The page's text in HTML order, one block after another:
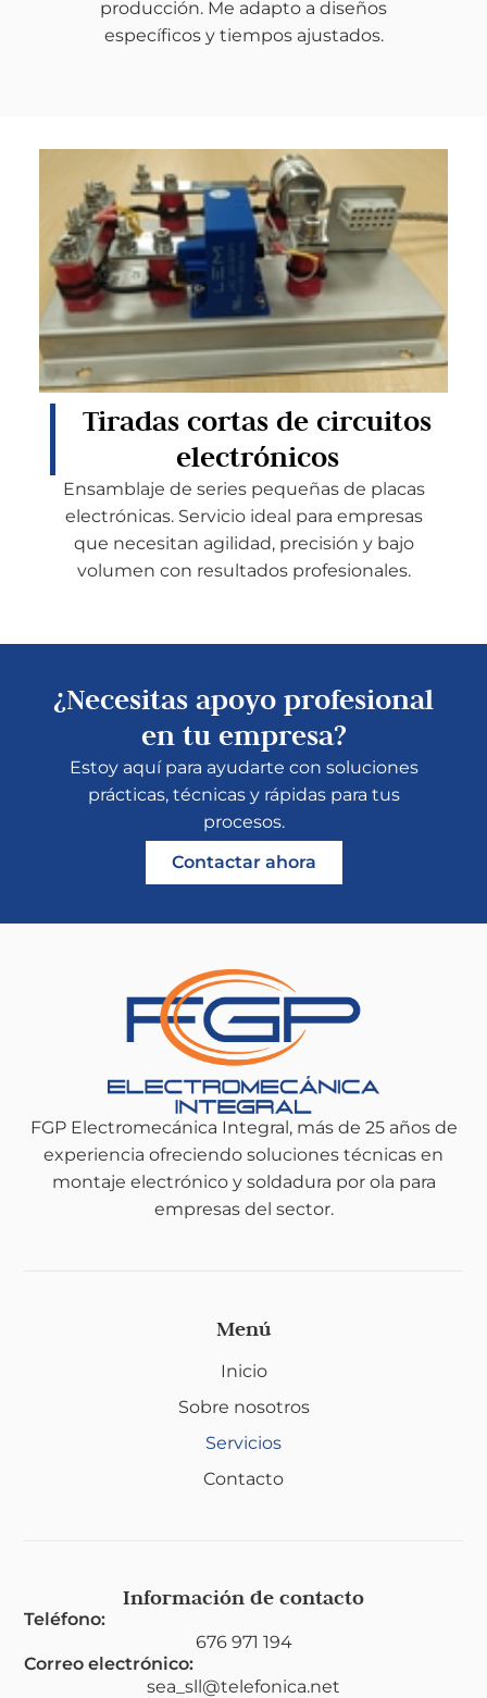
producción. Me adapto a diseños
específicos y tiempos ajustados.
Tiradas cortas de circuitos
electrónicos
Ensamblaje de series pequeñas de placas
electrónicas. Servicio ideal para empresas
que necesitan agilidad, precisión y bajo
volumen con resultados profesionales.
¿Necesitas apoyo profesional
en tu empresa?
Estoy aquí para ayudarte con soluciones
prácticas, técnicas y rápidas para tus
procesos.
Contactar ahora
FGP Electromecánica Integral, más de 25 años de
experiencia ofreciendo soluciones técnicas en
montaje electrónico y soldadura por ola para
empresas del sector.
Menú
Inicio
Sobre nosotros
Servicios
Contacto
Información de contacto
Teléfono:
676 971 194
Correo electrónico:
sea_sll@telefonica.net